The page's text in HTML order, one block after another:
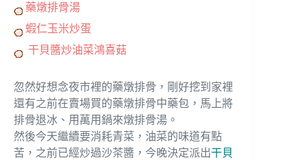
藥燉排骨湯
蝦仁玉米炒蛋
干貝醬炒油菜鴻喜菇
忽然好想念夜市裡的藥燉排骨，剛好挖到家裡
還有之前在賣場買的藥燉排骨中藥包，馬上將
排骨退冰、用萬用鍋來燉排骨湯。
然後今天繼續要消耗青菜，油菜的味道有點
苦，之前已經炒過沙茶醬，今晚決定派出干貝